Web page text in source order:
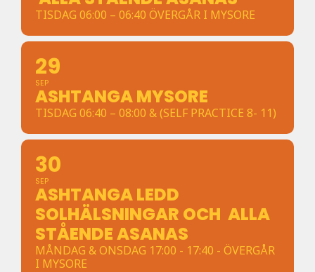
TISDAG 06:00 – 06:40 ÖVERGÅR I MYSORE
29
SEP
ASHTANGA MYSORE
TISDAG 06:40 – 08:00 & (SELF PRACTICE 8- 11)
30
SEP
ASHTANGA LEDD
SOLHÄLSNINGAR OCH ALLA
STÅENDE ASANAS
MÅNDAG & ONSDAG 17:00 - 17:40 - ÖVERGÅR
I MYSORE